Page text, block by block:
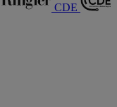
CDE